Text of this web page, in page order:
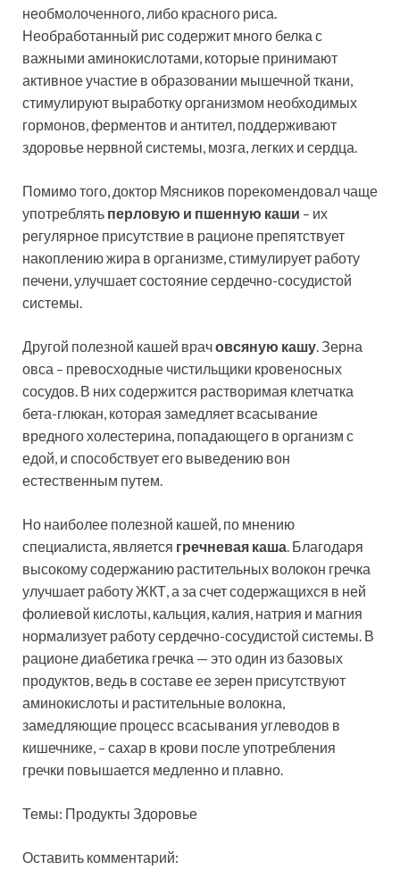
необмолоченного, либо красного риса.
Необработанный рис содержит много белка с
важными аминокислотами, которые принимают
активное участие в образовании мышечной ткани,
стимулируют выработку организмом необходимых
гормонов, ферментов и антител, поддерживают
здоровье нервной системы, мозга, легких и сердца.
Помимо того, доктор Мясников порекомендовал чаще
употреблять перловую и пшенную каши – их
регулярное присутствие в рационе препятствует
накоплению жира в организме, стимулирует работу
печени, улучшает состояние сердечно-сосудистой
системы.
Другой полезной кашей врачовсяную кашу . Зерна
овса – превосходные чистильщики кровеносных
сосудов. В них содержится растворимая клетчатка
бета-глюкан, которая замедляет всасывание
вредного холестерина, попадающего в организм с
едой, и способствует его выведению вон
естественным путем.
Но наиболее полезной кашей, по мнению
специалиста, является гречневая каша . Благодаря
высокому содержанию растительных волокон гречка
улучшает работу ЖКТ, а за счет содержащихся в ней
фолиевой кислоты, кальция, калия, натрия и магния
нормализует работу сердечно-сосудистой системы. В
рационе диабетика гречка — это один из базовых
продуктов, ведь в составе ее зерен присутствуют
аминокислоты и растительные волокна,
замедляющие процесс всасывания углеводов в
кишечнике, – сахар в крови после употребления
гречки повышается медленно и плавно.
Темы: Продукты Здоровье
Оставить комментарий: